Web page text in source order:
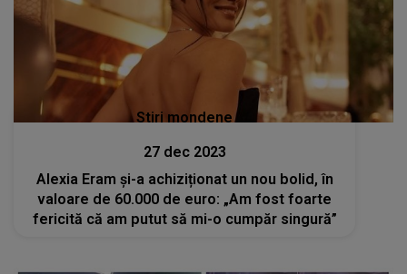
Stiri mondene
27 dec 2023
Alexia Eram și-a achiziționat un nou bolid, în
valoare de 60.000 de euro: „Am fost foarte
fericită că am putut să mi-o cumpăr singură”